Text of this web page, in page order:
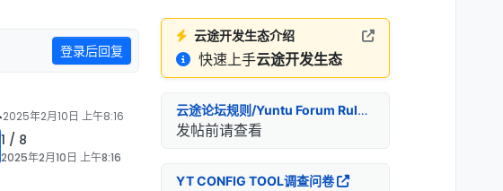
登录后回复
2025年2月10日 上午8:16
1 / 8
2025年2月10日 上午8:16
云途开发生态介绍
快速上手云途开发生态
云途论坛规则/Yuntu Forum Rules
发帖前请查看
YT CONFIG TOOL调查问卷